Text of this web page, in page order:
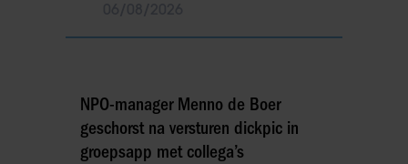
NPO-manager Menno de Boer
geschorst na versturen dickpic in
groepsapp met collega’s